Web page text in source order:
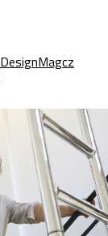
DesignMagcz